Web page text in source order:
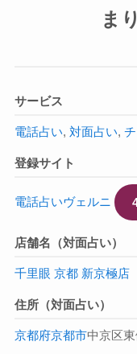
ま
サービス
電話占い, 対面占い,
登録サイト
電話占いヴェルニ
店舗名（対面占い）
千里眼 京都 新京極店
住所（対面占い）
京都府京都市中京区